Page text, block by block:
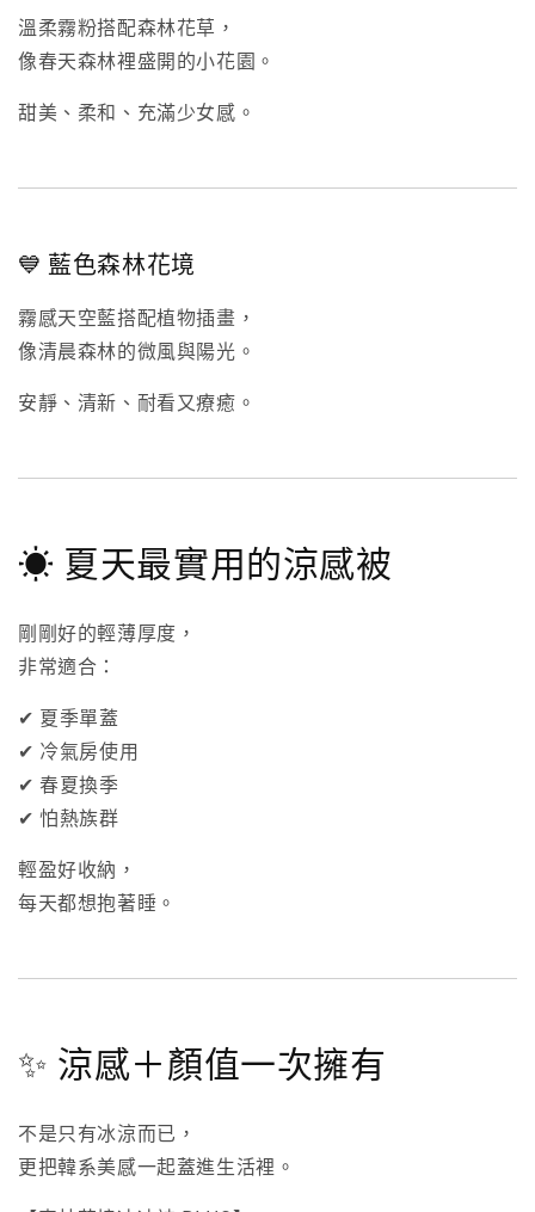
溫柔霧粉搭配森林花草，
像春天森林裡盛開的小花園。
甜美、柔和、充滿少女感。
💙 藍色森林花境
霧感天空藍搭配植物插畫，
像清晨森林的微風與陽光。
安靜、清新、耐看又療癒。
☀ 夏天最實用的涼感被
剛剛好的輕薄厚度，
非常適合：
✔ 夏季單蓋
✔ 冷氣房使用
✔ 春夏換季
✔ 怕熱族群
輕盈好收納，
每天都想抱著睡。
✨ 涼感＋顏值一次擁有
不是只有冰涼而已，
更把韓系美感一起蓋進生活裡。